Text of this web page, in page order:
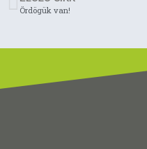
Ördögük van!